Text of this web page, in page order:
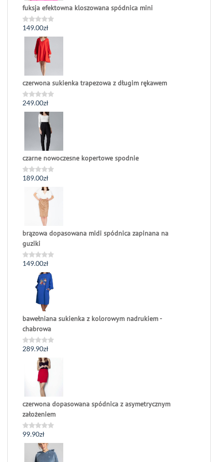
fuksja efektowna kloszowana spódnica mini
Oceniono
0
149.00zł
czerwona sukienka trapezowa z długim rękawem
Oceniono
0
249.00zł
czarne nowoczesne kopertowe spodnie
Oceniono
189.00zł
brązowa dopasowana midi spódnica zapinana na
guziki
Oceniono
149.00zł
bawełniana sukienka z kolorowym nadrukiem -
chabrowa
Oceniono
289.90zł
czerwona dopasowana spódnica z asymetrycznym
założeniem
Oceniono
0
99.90zł